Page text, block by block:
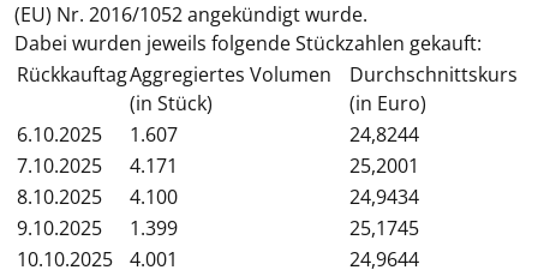
(EU) Nr. 2016/1052 angekündigt wurde.
Dabei wurden jeweils folgende Stückzahlen gekauft:
RückkauftagAggregiertes Volumen
(in Stück)
Durchschnittskurs
(in Euro)
6.10.2025
1.607
24,8244
7.10.2025
4.171
25,2001
8.10.2025
4.100
24,9434
9.10.2025
1.399
25,1745
10.10.2025
4.001
24,9644